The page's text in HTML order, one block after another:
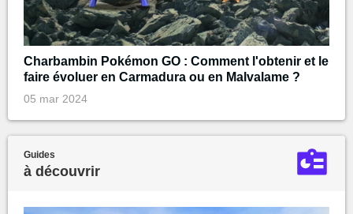
Charbambin Pokémon GO : Comment l'obtenir et le
faire évoluer en Carmadura ou en Malvalame ?
05 mar 2024
Guides
à découvrir